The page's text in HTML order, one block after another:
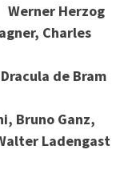
Werner Herzog
Charles
de Bram
Bruno Ganz,
Ladengast